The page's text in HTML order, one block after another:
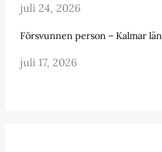
juli 24, 2026
Försvunnen person – Kalmar län
juli 17, 2026